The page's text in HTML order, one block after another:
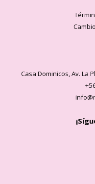
Casa Dominicos, Av. La